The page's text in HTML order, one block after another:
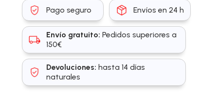
Pago seguro Envíos en 24 h
Envío gratuito: Pedidos superiores a
150€
Devoluciones: hasta 14 días
naturales